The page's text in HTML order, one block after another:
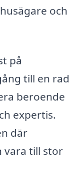
och
på
till en rad
beroende
expertis.
där
vara till stor